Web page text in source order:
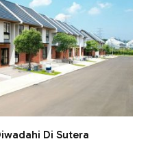
Di Sutera